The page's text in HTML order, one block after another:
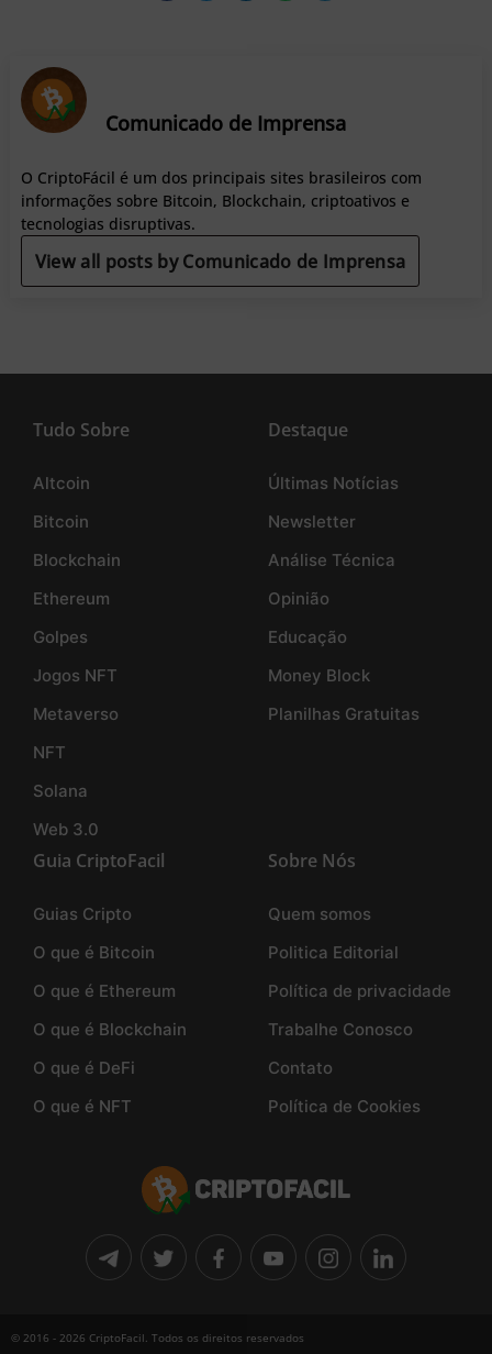
Comunicado de Imprensa
O CriptoFácil é um dos principais sites brasileiros com
informações sobre Bitcoin, Blockchain, criptoativos e
tecnologias disruptivas.
View all posts by Comunicado de Imprensa
Tudo Sobre
Altcoin
Bitcoin
Blockchain
Ethereum
Golpes
Jogos NFT
Metaverso
NFT
Solana
Web 3.0
Destaque
Últimas Notícias
Newsletter
Análise Técnica
Opinião
Educação
Money Block
Planilhas Gratuitas
Guia CriptoFacil
Guias Cripto
O que é Bitcoin
O que é Ethereum
O que é Blockchain
O que é DeFi
O que é NFT
Sobre Nós
Quem somos
Politica Editorial
Política de privacidade
Trabalhe Conosco
Contato
Política de Cookies
© 2016 - 2026 CriptoFacil. Todos os direitos reservados